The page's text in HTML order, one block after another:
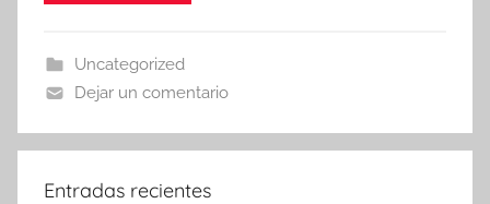
Uncategorized
Dejar un comentario
Entradas recientes